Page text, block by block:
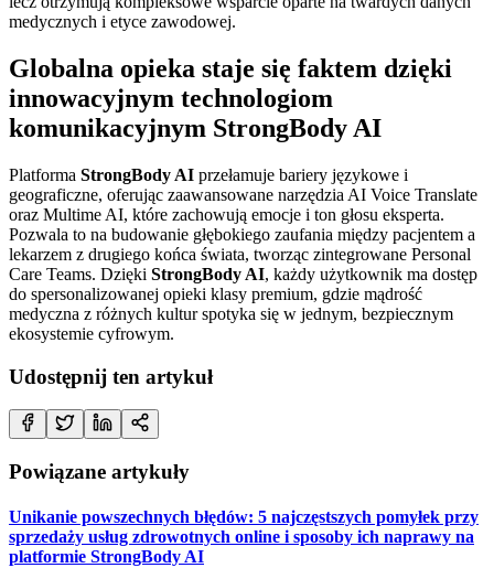
medycznych i etyce zawodowej.
Globalna opieka staje się faktem dzięki
innowacyjnym technologiom
komunikacyjnym StrongBody AI
Platforma StrongBody AI przełamuje bariery językowe i
geograficzne, oferując zaawansowane narzędzia AI Voice Translate
oraz Multime AI, które zachowują emocje i ton głosu eksperta.
Pozwala to na budowanie głębokiego zaufania między pacjentem a
lekarzem z drugiego końca świata, tworząc zintegrowane Personal
Care Teams. Dzięki StrongBody AI, każdy użytkownik ma dostęp
do spersonalizowanej opieki klasy premium, gdzie mądrość
medyczna z różnych kultur spotyka się w jednym, bezpiecznym
ekosystemie cyfrowym.
Udostępnij ten artykuł
Powiązane artykuły
Unikanie powszechnych błędów: 5 najczęstszych pomyłek przy
sprzedaży usług zdrowotnych online i sposoby ich naprawy na
platformie StrongBody AI